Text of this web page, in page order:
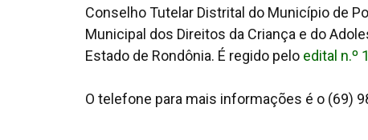
Conselho Tutelar Distrital do Município de
Municipal dos Direitos da Criança e do
Estado de Rondônia. É regido pelo edital n.º
O telefone para mais informações é o (69)